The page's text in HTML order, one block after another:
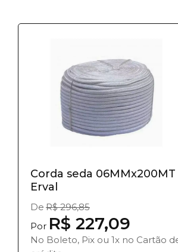
Corda seda 06MMx200MT
Erval
De R$ 296,85
Por R$ 227,09
No Boleto, Pix ou 1x no Cartão